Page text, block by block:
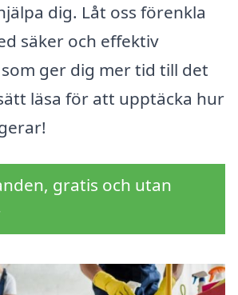
dig. Låt oss förenkla
säker och effektiv
ger dig mer tid till det
läsa för att upptäcka hur
gratis och utan